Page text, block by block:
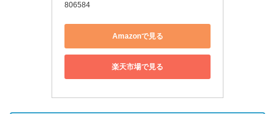
806584
Amazonで見る
楽天市場で見る